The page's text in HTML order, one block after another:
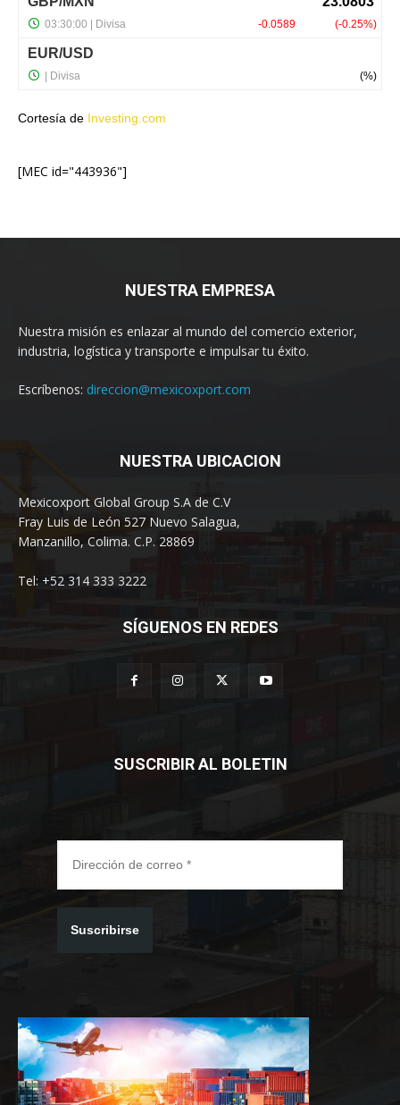
Cortesía de Investing.com
[MEC id="443936"]
NUESTRA EMPRESA
Nuestra misión es enlazar al mundo del comercio exterior,
industria, logística y transporte e impulsar tu éxito.
Escríbenos: direccion@mexicoxport.com
NUESTRA UBICACION
Mexicoxport Global Group S.A de C.V
Fray Luis de León 527 Nuevo Salagua,
Manzanillo, Colima. C.P. 28869
Tel: +52 314 333 3222
SÍGUENOS EN REDES
SUSCRIBIR AL BOLETIN
Suscribirse